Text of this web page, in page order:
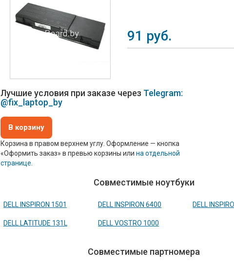
91 руб.
Лучшие условия при заказе через Telegram:
@fix_laptop_by
В корзину
Корзина в правом верхнем углу. Оформление — кнопка
«Оформить заказ» в превью корзины или на отдельной
странице
Совместимые ноутбуки
DELL INSPIRON 1501 DELL INSPIRON 6400 DELL
DELL LATITUDE 131L DELL VOSTRO 1000
Совместимые партномера